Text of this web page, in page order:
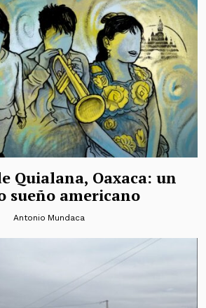
Quialana, Oaxaca: un
sueño americano
Antonio Mundaca